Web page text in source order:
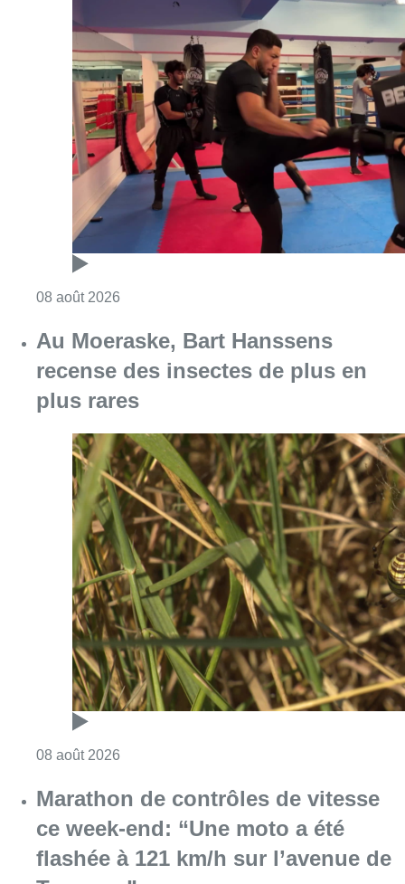
08 août 2026Consulter l'article "Un nouveau club de
Au Moeraske, Bart Hanssens
recense des insectes de plus en
plus rares
08 août 2026Consulter l'article "Au Moeraske, Bart
Marathon de contrôles de vitesse
ce week-end: “Une moto a été
flashée à 121 km/h sur l’avenue de
Tervuren”